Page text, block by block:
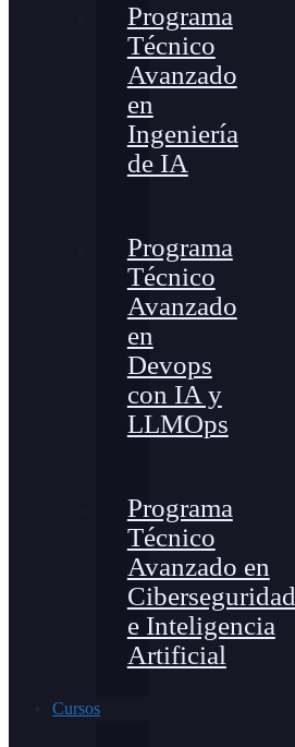
Programa
Técnico
Avanzado
en
Ingeniería
de IA
Programa
Técnico
Avanzado
en
Devops
con IA y
LLMOps
Programa
Técnico
Avanzado en
Ciberseguridad
e Inteligencia
Artificial
Cursos